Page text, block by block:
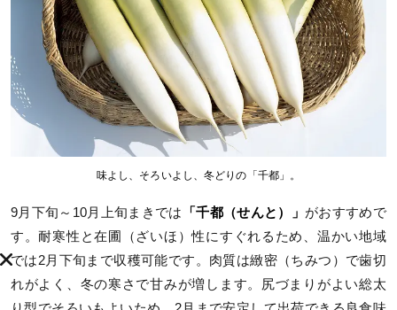
味よし、そろいよし、冬どりの「千都」。
9月下旬～10月上旬まきでは 「千都（せんと）」 がおすすめで
す。耐寒性と在圃（ざいほ）性にすぐれるため、温かい地域
では2月下旬まで収穫可能です。肉質は緻密（ちみつ）で歯切
れがよく、冬の寒さで甘みが増します。尻づまりがよい総太